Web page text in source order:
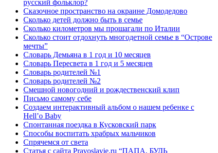
русский фольклор?
Сказочное пространство на окраине Домодедово
Сколько детей должно быть в семье
Сколько километров мы прошагали по Италии
Сколько стоит отдохнуть многодетной семье в “Острове
мечты”
Словарь Демьяна в 1 год и 10 месяцев
Словарь Пересвета в 1 год и 5 месяцев
Словарь родителей №1
Словарь родителей №2
Смешной новогодний и рождественский клип
Письмо самому себе
Создаем интерактивный альбом о нашем ребенке с
Hell’o Baby
Спонтанная поездка в Кусковский парк
Способы воспитать храбрых мальчиков
Спрячемся от света
Статья с сайта Pravoslavie.ru “ПАПА, БУДЬ